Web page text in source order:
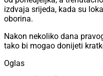
izdvaja srijeda, kada su
oborina.
Nakon nekoliko dana
tako bi mogao donijeti
Oglas